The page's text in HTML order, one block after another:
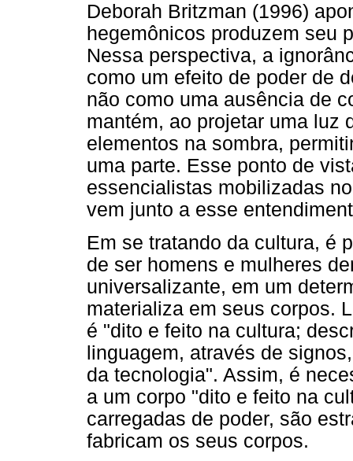
Deborah Britzman (1996)
hegemônicos produzem seu
Nessa perspectiva, a
como um efeito de poder de
não como uma ausência de
mantém, ao projetar uma luz
elementos na sombra,
uma parte. Esse ponto de
essencialistas mobilizadas
vem junto a esse
Em se tratando da cultura, é
de ser homens e mulheres
universalizante, em um
materializa em seus corpos.
é "dito e feito na cultura;
linguagem, através de
da tecnologia". Assim, é
a um corpo "dito e feito na
carregadas de poder, são
fabricam os seus corpos.